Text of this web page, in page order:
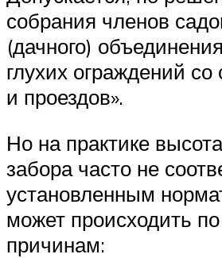
собрания членов
(дачного)
глухих ограждений
и проездов».
Но на практике
забора часто не
установленным
может происходить
причинам: